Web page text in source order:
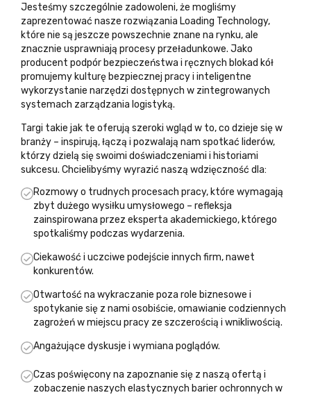
Jesteśmy szczególnie zadowoleni, że mogliśmy
zaprezentować nasze rozwiązania Loading Technology,
które nie są jeszcze powszechnie znane na rynku, ale
znacznie usprawniają procesy przeładunkowe. Jako
producent podpór bezpieczeństwa i ręcznych blokad kół
promujemy kulturę bezpiecznej pracy i inteligentne
wykorzystanie narzędzi dostępnych w zintegrowanych
systemach zarządzania logistyką.
Targi takie jak te oferują szeroki wgląd w to, co dzieje się w
branży – inspirują, łączą i pozwalają nam spotkać liderów,
którzy dzielą się swoimi doświadczeniami i historiami
sukcesu. Chcielibyśmy wyrazić naszą wdzięczność dla:
Rozmowy o trudnych procesach pracy, które wymagają
zbyt dużego wysiłku umysłowego – refleksja
zainspirowana przez eksperta akademickiego, którego
spotkaliśmy podczas wydarzenia.
Ciekawość i uczciwe podejście innych firm, nawet
konkurentów.
Otwartość na wykraczanie poza role biznesowe i
spotykanie się z nami osobiście, omawianie codziennych
zagrożeń w miejscu pracy ze szczerością i wnikliwością.
Angażujące dyskusje i wymiana poglądów.
Czas poświęcony na zapoznanie się z naszą ofertą i
zobaczenie naszych elastycznych barier ochronnych w